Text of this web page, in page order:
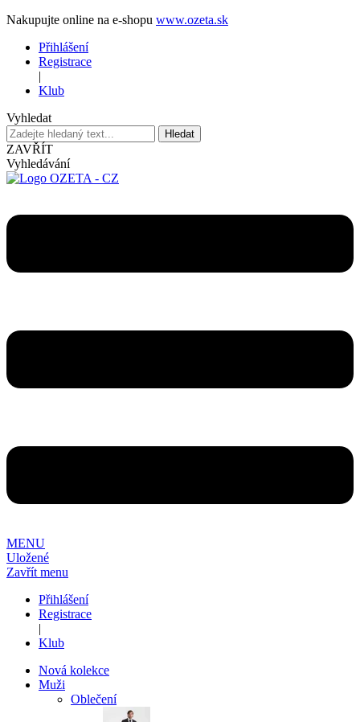
Nakupujte online na e-shopu www.ozeta.sk
Přihlášení
Registrace
|
Klub
Vyhledat
Hledat
ZAVŘÍT
Vyhledávání
MENU
Uložené
Zavřít menu
Přihlášení
Registrace
|
Klub
Nová kolekce
Muži
Oblečení